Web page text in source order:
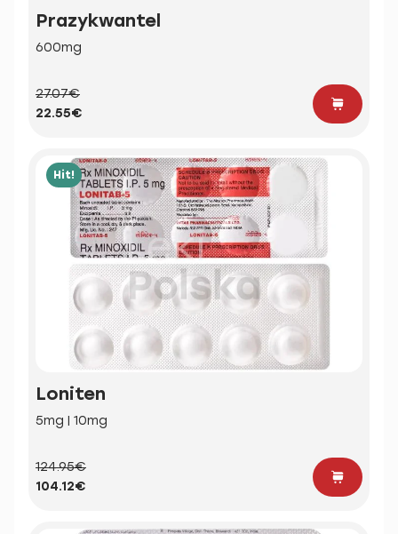
Prazykwantel
600mg
27.07€
22.55€
Hit!
Loniten
5mg | 10mg
124.95€
104.12€